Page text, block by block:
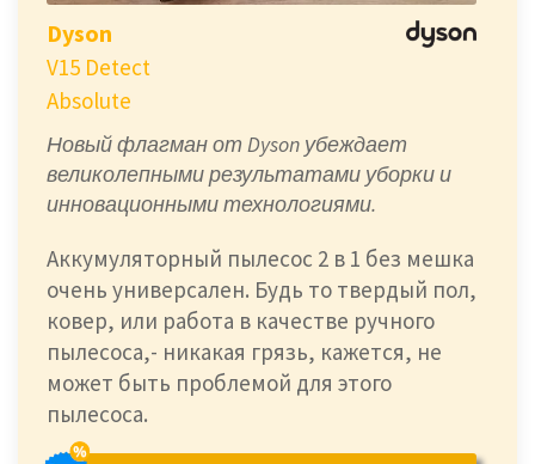
Dyson
V15 Detect
Absolute
Новый флагман от Dyson убеждает
великолепными результатами уборки и
инновационными технологиями.
Аккумуляторный пылесос 2 в 1 без мешка
очень универсален. Будь то твердый пол,
ковер, или работа в качестве ручного
пылесоса,- никакая грязь, кажется, не
может быть проблемой для этого
пылесоса.